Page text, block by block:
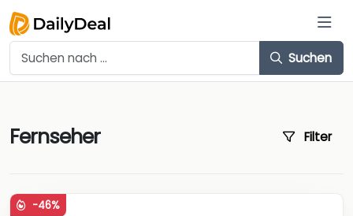
Suchen
Fernseher Filter
-46%